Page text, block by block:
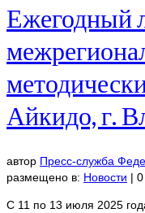
Ежегодный
Айкидо, г.
автор Пресс-служба
размещено в: Новости | 0
С 11 по 13 июля 2025